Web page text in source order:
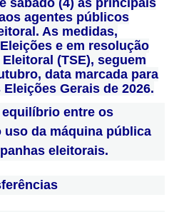
agentes públicos
As medidas,
e em resolução
(TSE), seguem
data marcada para
Gerais de 2026.
entre os
da máquina pública
eleitorais.